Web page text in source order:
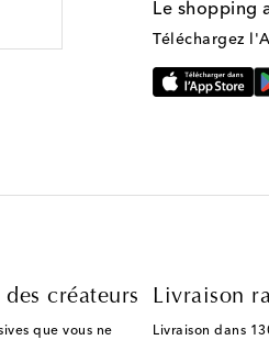
Le shopping
Téléchargez
créateurs
que vous ne
Livraison
Livraison dans